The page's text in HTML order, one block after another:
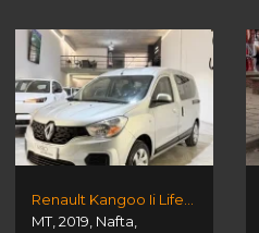
Renault Kangoo Ii Life 1.6 Sce
MT,2019, Nafta,